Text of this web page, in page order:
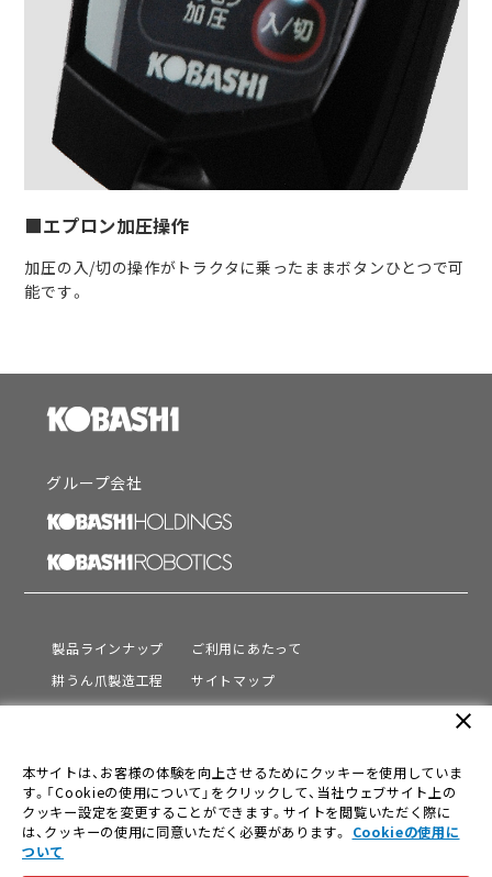
■エプロン加圧操作
加圧の入/切の操作がトラクタに乗ったままボタンひとつで可
能です。
グループ会社
製品ラインナップ
耕うん爪製造工程
サポート
会社情報
採用情報
ニュース
ご利用にあたって
サイトマップ
プライバシーポリシー
本サイトは、お客様の体験を向上させるためにクッキーを使用していま
す。「Cookieの使用について」をクリックして、当社ウェブサイト上の
クッキー設定を変更することができます。サイトを閲覧いただく際に
は、クッキーの使用に同意いただく必要があります。 Cookieの使用に
ついて
close